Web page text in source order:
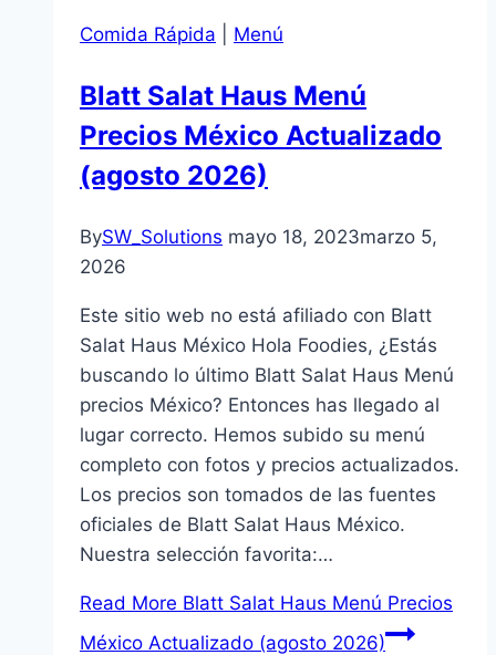
Comida Rápida Menú
Blatt Salat Haus Menú
Precios México Actualizado
(agosto 2026)
BySW_Solutions mayo 18, 2023marzo 5,
2026
Este sitio web no está afiliado con Blatt
Salat Haus México Hola Foodies, ¿Estás
buscando lo último Blatt Salat Haus Menú
precios México? Entonces has llegado al
lugar correcto. Hemos subido su menú
completo con fotos y precios actualizados.
Los precios son tomados de las fuentes
oficiales de Blatt Salat Haus México.
Nuestra selección favorita:…
Read More Blatt Salat Haus Menú Precios
México Actualizado (agosto 2026)